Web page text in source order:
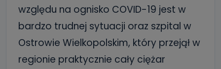
względu na ognisko COVID-19 jest w
bardzo trudnej sytuacji oraz szpital w
Ostrowie Wielkopolskim, który przejął w
regionie praktycznie cały ciężar